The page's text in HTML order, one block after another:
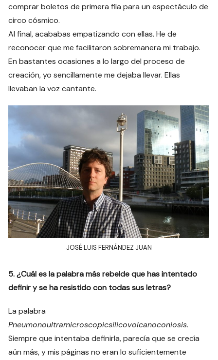
comprar boletos de primera fila para un espectáculo de
circo cósmico.
Al final, acababas empatizando con ellas. He de
reconocer que me facilitaron sobremanera mi trabajo.
En bastantes ocasiones a lo largo del proceso de
creación, yo sencillamente me dejaba llevar. Ellas
llevaban la voz cantante.
JOSÉ LUIS FERNÁNDEZ JUAN
5. ¿Cuál es la palabra más rebelde que has intentado
definir y se ha resistido con todas sus letras?
La palabra
Pneumonoultramicroscopicsilicovolcanoconiosis.
Siempre que intentaba definirla, parecía que se crecía
aún más, y mis páginas no eran lo suficientemente